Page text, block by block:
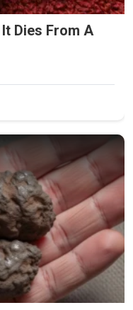
Dies From A